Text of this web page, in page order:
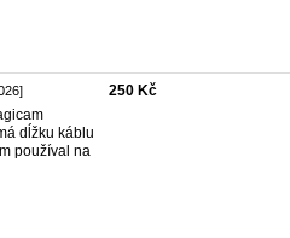
dĺžku káblu
používal na
250 Kč